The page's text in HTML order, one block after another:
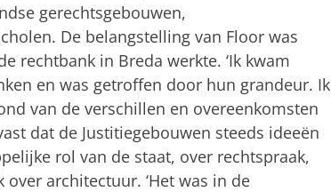
gerechtsgebouwen,
De belangstelling van Floor was
rechtbank in Breda werkte. ‘Ik kwam
en was getroffen door hun grandeur. Ik
van de verschillen en overeenkomsten
dat de Justitiegebouwen steeds ideeën
rol van de staat, over rechtspraak,
architectuur. ‘Het was in de